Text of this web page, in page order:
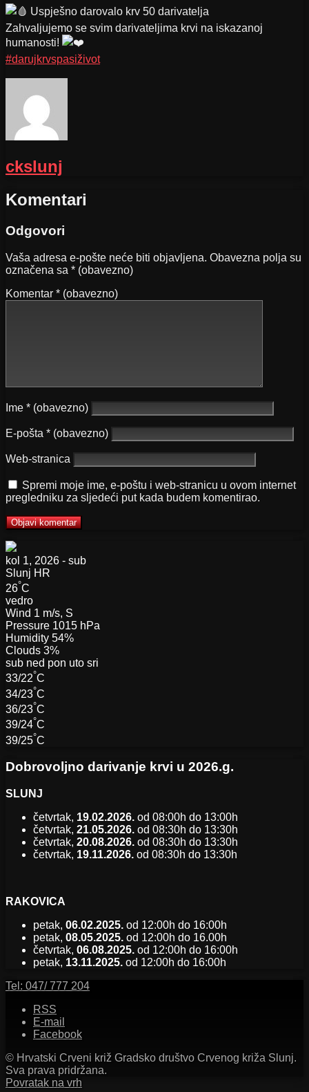
Uspješno darovalo krv 50 darivatelja
Zahvaljujemo se svim darivateljima krvi na iskazanoj
humanosti!
#darujkrvspasiživot
ckslunj
Komentari
Odgovori
Vaša adresa e-pošte neće biti objavljena. Obavezna polja su
označena sa * (obavezno)
Komentar * (obavezno)
Ime * (obavezno)
E-pošta * (obavezno)
Web-stranica
Spremi moje ime, e-poštu i web-stranicu u ovom internet
pregledniku za sljedeći put kada budem komentirao.
kol 1, 2026 - sub
Slunj HR
26°C
vedro
Wind 1 m/s, S
Pressure 1015 hPa
Humidity 54%
Clouds 3%
sub ned pon uto sri
33/22°C
34/23°C
36/23°C
39/24°C
39/25°C
Dobrovoljno darivanje krvi u 2026.g.
SLUNJ
četvrtak, 19.02.2026. od 08:00h do 13:00h
četvrtak, 21.05.2026. od 08:30h do 13:30h
četvrtak, 20.08.2026. od 08:30h do 13:30h
četvrtak, 19.11.2026. od 08:30h do 13:30h
RAKOVICA
petak, 06.02.2025. od 12:00h do 16:00h
petak, 08.05.2025. od 12:00h do 16.00h
četvrtak, 06.08.2025. od 12:00h do 16:00h
petak, 13.11.2025. od 12:00h do 16:00h
Tel: 047/ 777 204
RSS
E-mail
Facebook
© Hrvatski Crveni križ Gradsko društvo Crvenog križa Slunj.
Sva prava pridržana.
Povratak na vrh